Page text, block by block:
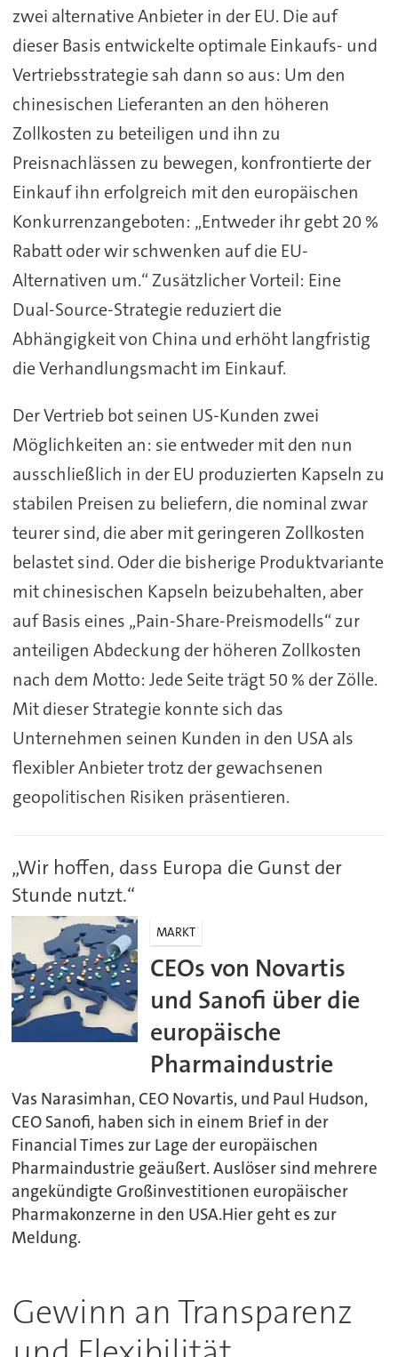
zwei alternative Anbieter in der EU. Die auf
dieser Basis entwickelte optimale Einkaufs- und
Vertriebsstrategie sah dann so aus: Um den
chinesischen Lieferanten an den höheren
Zollkosten zu beteiligen und ihn zu
Preisnachlässen zu bewegen, konfrontierte der
Einkauf ihn erfolgreich mit den europäischen
Konkurrenzangeboten: „Entweder ihr gebt 20 %
Rabatt oder wir schwenken auf die EU-
Alternativen um.“ Zusätzlicher Vorteil: Eine
Dual-Source-Strategie reduziert die
Abhängigkeit von China und erhöht langfristig
die Verhandlungsmacht im Einkauf.
Der Vertrieb bot seinen US-Kunden zwei
Möglichkeiten an: sie entweder mit den nun
ausschließlich in der EU produzierten Kapseln zu
stabilen Preisen zu beliefern, die nominal zwar
teurer sind, die aber mit geringeren Zollkosten
belastet sind. Oder die bisherige Produktvariante
mit chinesischen Kapseln beizubehalten, aber
auf Basis eines „Pain-Share-Preismodells“ zur
anteiligen Abdeckung der höheren Zollkosten
nach dem Motto: Jede Seite trägt 50 % der Zölle.
Mit dieser Strategie konnte sich das
Unternehmen seinen Kunden in den USA als
flexibler Anbieter trotz der gewachsenen
geopolitischen Risiken präsentieren.
„Wir hoffen, dass Europa die Gunst der
Stunde nutzt.“
MARKT
CEOs von Novartis
und Sanofi über die
europäische
Pharmaindustrie
Vas Narasimhan, CEO Novartis, und Paul Hudson,
CEO Sanofi, haben sich in einem Brief in der
Financial Times zur Lage der europäischen
Pharmaindustrie geäußert. Auslöser sind mehrere
angekündigte Großinvestitionen europäischer
Pharmakonzerne in den USA.Hier geht es zur
Meldung.
Gewinn an Transparenz